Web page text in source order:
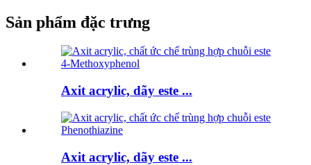
Sản phẩm đặc trưng
Axit acrylic, dãy este ...
Axit acrylic, dãy este ...